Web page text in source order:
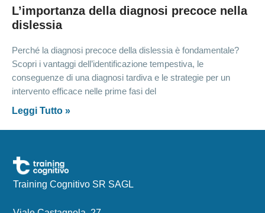
L’importanza della diagnosi precoce nella
dislessia
Perché la diagnosi precoce della dislessia è fondamentale?
Scopri i vantaggi dell’identificazione tempestiva, le
conseguenze di una diagnosi tardiva e le strategie per un
intervento efficace nelle prime fasi del
Leggi Tutto »
Training Cognitivo SR SAGL